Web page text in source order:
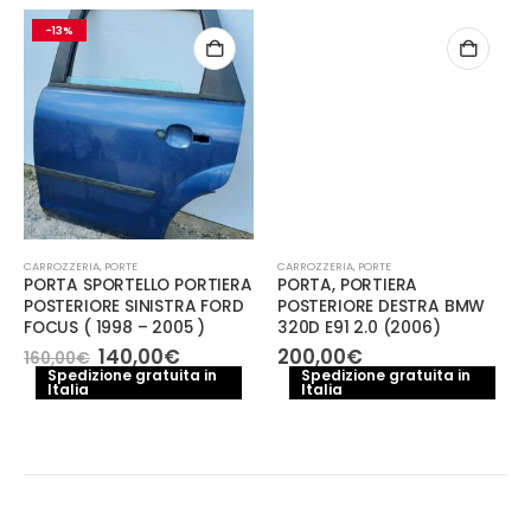
-13%
CARROZZERIA, PORTE
PORTA SPORTELLO PORTIERA
POSTERIORE SINISTRA FORD
FOCUS ( 1998 – 2005 )
160,00€ Il
prezzo
originale
140,00€Il
prezzo
attuale
Spedizione gratuita in
Italia
CARROZZERIA, PORTE
PORTA, PORTIERA
POSTERIORE DESTRA BMW
320D E91 2.0 (2006)
200,00€
Spedizione gratuita in
Italia